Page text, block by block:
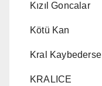
Kızıl Goncalar
Kötü Kan
Kral Kaybederse
KRALICE